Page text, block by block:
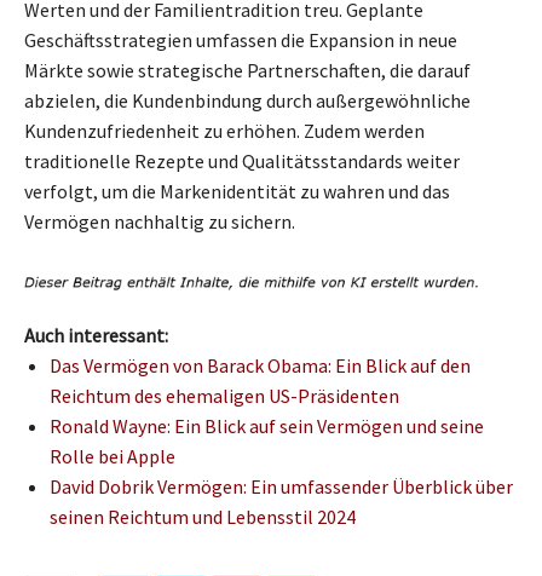
Werten und der Familientradition treu. Geplante
Geschäftsstrategien umfassen die Expansion in neue
Märkte sowie strategische Partnerschaften, die darauf
abzielen, die Kundenbindung durch außergewöhnliche
Kundenzufriedenheit zu erhöhen. Zudem werden
traditionelle Rezepte und Qualitätsstandards weiter
verfolgt, um die Markenidentität zu wahren und das
Vermögen nachhaltig zu sichern.
Auch interessant:
Das Vermögen von Barack Obama: Ein Blick auf den
Reichtum des ehemaligen US-Präsidenten
Ronald Wayne: Ein Blick auf sein Vermögen und seine
Rolle bei Apple
David Dobrik Vermögen: Ein umfassender Überblick über
seinen Reichtum und Lebensstil 2024